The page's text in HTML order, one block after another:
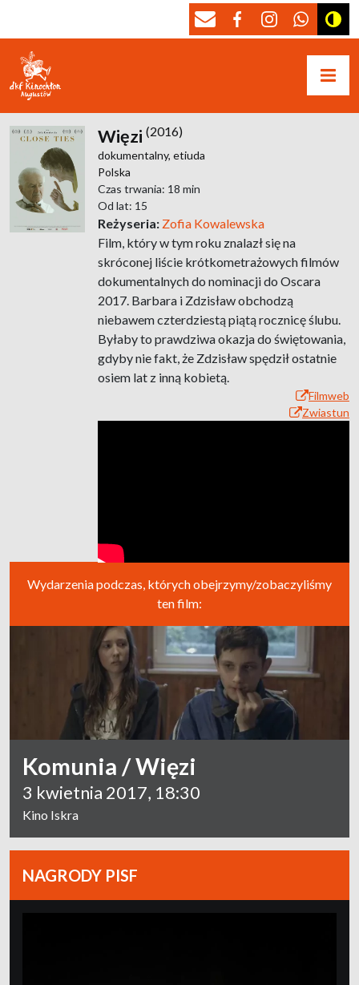
Więzi (2016)
dokumentalny, etiuda
Polska
Czas trwania: 18 min
Od lat: 15
Reżyseria: Zofia Kowalewska
Film, który w tym roku znalazł się na
skróconej liście krótkometrażowych filmów
dokumentalnych do nominacji do Oscara
2017. Barbara i Zdzisław obchodzą
niebawem czterdziestą piątą rocznicę ślubu.
Byłaby to prawdziwa okazja do świętowania,
gdyby nie fakt, że Zdzisław spędził ostatnie
osiem lat z inną kobietą.
Filmweb
Zwiastun
Wydarzenia podczas, których obejrzymy/zobaczyliśmy
ten film:
Komunia / Więzi
3 kwietnia 2017, 18:30
Kino Iskra
NAGRODY PISF